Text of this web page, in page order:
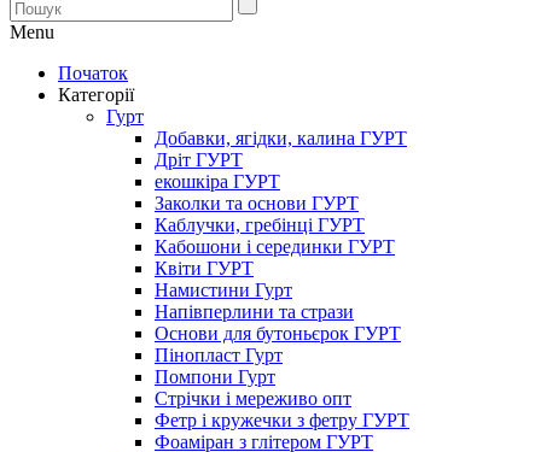
Menu
Початок
Категорії
Гурт
Добавки, ягідки, калина ГУРТ
Дріт ГУРТ
екошкіра ГУРТ
Заколки та основи ГУРТ
Каблучки, гребінці ГУРТ
Кабошони і серединки ГУРТ
Квіти ГУРТ
Намистини Гурт
Напівперлини та стрази
Основи для бутоньєрок ГУРТ
Пінопласт Гурт
Помпони Гурт
Стрічки і мереживо опт
Фетр і кружечки з фетру ГУРТ
Фоаміран з глітером ГУРТ